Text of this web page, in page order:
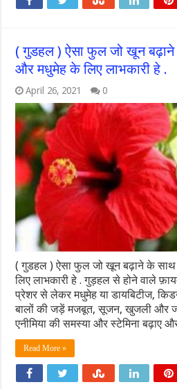
( गुडहल ) ऐसा फुल जो खून
और मधुमेह के लिए लाभकारी हे .
April 26, 2021 0
( गुडहल ) ऐसा फुल जो खून बढ़ाने के
लिए लाभकारी हे . गुड़हल से होने वाले
प्रेशर से लेकर मधुमेह या डायबिटीज,
बालों की जड़ें मजबूत, सूजन, खुजली और
एनीमिया की समस्या और स्टेमिना बढ़ाए
Read More »